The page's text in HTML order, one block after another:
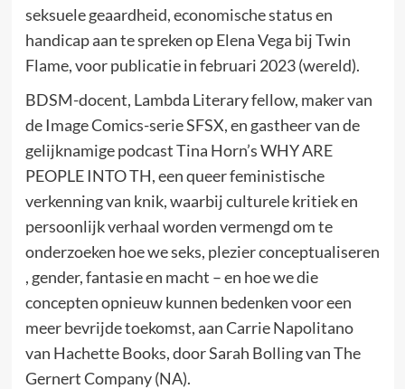
seksuele geaardheid, economische status en
handicap aan te spreken op Elena Vega bij Twin
Flame, voor publicatie in februari 2023 (wereld).
BDSM-docent, Lambda Literary fellow, maker van
de Image Comics-serie SFSX, en gastheer van de
gelijknamige podcast Tina Horn’s WHY ARE
PEOPLE INTO TH, een queer feministische
verkenning van knik, waarbij culturele kritiek en
persoonlijk verhaal worden vermengd om te
onderzoeken hoe we seks, plezier conceptualiseren
, gender, fantasie en macht – en hoe we die
concepten opnieuw kunnen bedenken voor een
meer bevrijde toekomst, aan Carrie Napolitano
van Hachette Books, door Sarah Bolling van The
Gernert Company (NA).